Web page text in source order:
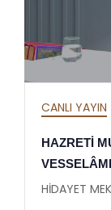
CANLI YAYIN
HAZRETİ
HİDAYET